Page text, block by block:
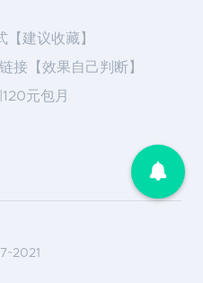
建议收藏】
接【效果自己判断】
元包月